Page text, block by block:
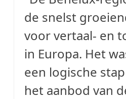
Defensie & Veiligheid
Alle sectoren
de snelst
voor vertaal- en
in Europa. Het
een logische
het aanbod van